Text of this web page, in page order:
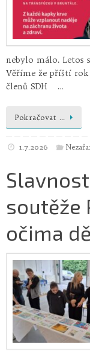
nebylo málo. Letos
Věříme že příští rok
členů SDH …
Pokračovat …
1.7.2026
soutěže
očima